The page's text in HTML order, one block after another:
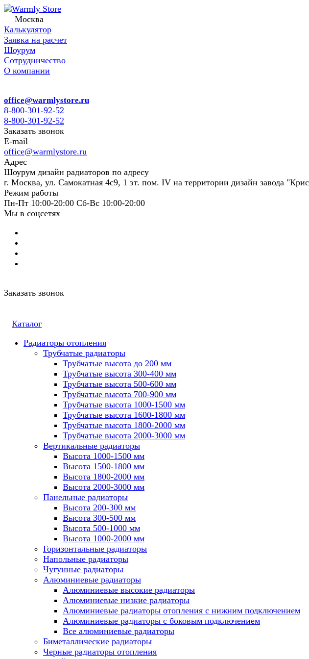
Москва
Калькулятор
Заявка на расчет
Шоурум
Сотрудничество
О компании
office@warmlystore.ru
8-800-301-92-52
8-800-301-92-52
Заказать звонок
E-mail
office@warmlystore.ru
Адрес
Шоурум дизайн радиаторов по адресу
г. Москва, ул. Самокатная 4с9, 1 эт. пом. IV на территории дизайн завода
Режим работы
Пн-Пт 10:00-20:00 Сб-Вс 10:00-20:00
Мы в соцсетях
Заказать звонок
Каталог
Радиаторы отопления
Трубчатые радиаторы
Трубчатые высота до 200 мм
Трубчатые высота 300-400 мм
Трубчатые высота 500-600 мм
Трубчатые высота 700-900 мм
Трубчатые высота 1000-1500 мм
Трубчатые высота 1600-1800 мм
Трубчатые высота 1800-2000 мм
Трубчатые высота 2000-3000 мм
Вертикальные радиаторы
Высота 1000-1500 мм
Высота 1500-1800 мм
Высота 1800-2000 мм
Высота 2000-3000 мм
Панельные радиаторы
Высота 200-300 мм
Высота 300-500 мм
Высота 500-1000 мм
Высота 1000-2000 мм
Горизонтальные радиаторы
Напольные радиаторы
Чугунные радиаторы
Алюминиевые радиаторы
Алюминиевые высокие радиаторы
Алюминиевые низкие радиаторы
Алюминиевые радиаторы отопления с нижним подключением
Алюминиевые радиаторы с боковым подключением
Все алюминиевые радиаторы
Биметаллические радиаторы
Черные радиаторы отопления